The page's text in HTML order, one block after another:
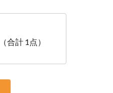
（合計 1点）